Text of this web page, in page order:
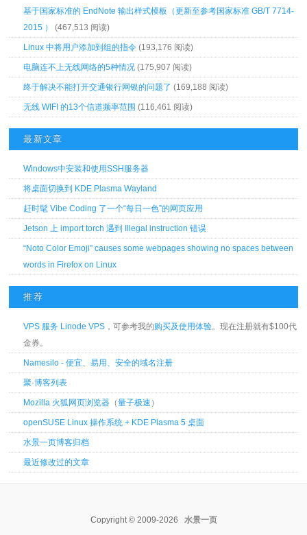
基于国家标准的 EndNote 输出样式模板（更新至参考国家标准 GB/T 7714-
2015 ）
(467,513 阅读)
Linux 中将用户添加到组的指令 (193,176 阅读)
电脑连不上无线网络的5种情况 (175,907 阅读)
终于解决不能打开交通银行网银的问题了 (169,188 阅读)
无线 WIFI 的13个信道频率范围 (116,461 阅读)
最新文章
Windows中安装和使用SSH服务器
将桌面切换到 KDE Plasma Wayland
赶时髦 Vibe Coding 了一个“每日一色”的网页应用
Jetson 上 import torch 遇到 Illegal instruction 错误
“Noto Color Emoji” causes some webpages showing no spaces between
words in Firefox on Linux
推荐
VPS 服务 Linode VPS ，可参考我的购买及使用体验。现在注册就有$100代
金券。
Namesilo - 便宜、易用、安全的域名注册
聚·博客列表
Mozilla 火狐网页浏览器 （量子极速 ）
openSUSE Linux 操作系统 + KDE Plasma 5 桌面
水景一页博客归档
最近修改过的文章
Copyright © 2009-2026 水景一页